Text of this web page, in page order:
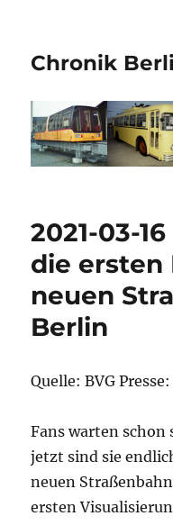
Chronik
2021-03-
die ersten
neuen
Berlin
Quelle: BVG Presse:
Fans warten
jetzt sind sie
neuen
ersten